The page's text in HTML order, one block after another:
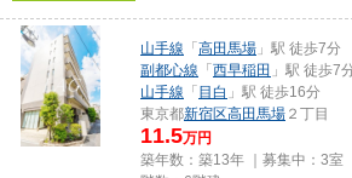
山手線 「 高田馬場 」駅 徒歩7分
副都心線 「 西早稲田 」駅 徒歩7
山手線 「 目白 」駅 徒歩16分
東京都新宿区高田馬場 ２丁目
11.5万円
築年数：築13年 ｜募集中： 3室